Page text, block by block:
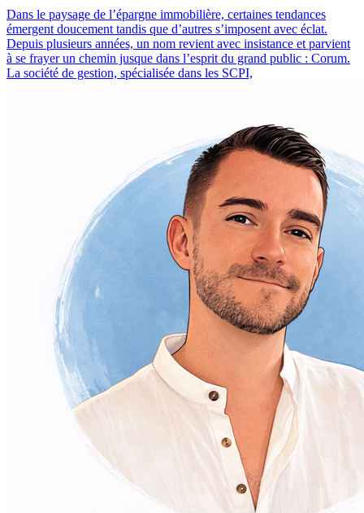
Dans le paysage de l’épargne immobilière, certaines tendances
émergent doucement tandis que d’autres s’imposent avec éclat.
Depuis plusieurs années, un nom revient avec insistance et parvient
à se frayer un chemin jusque dans l’esprit du grand public : Corum.
La société de gestion, spécialisée dans les SCPI,